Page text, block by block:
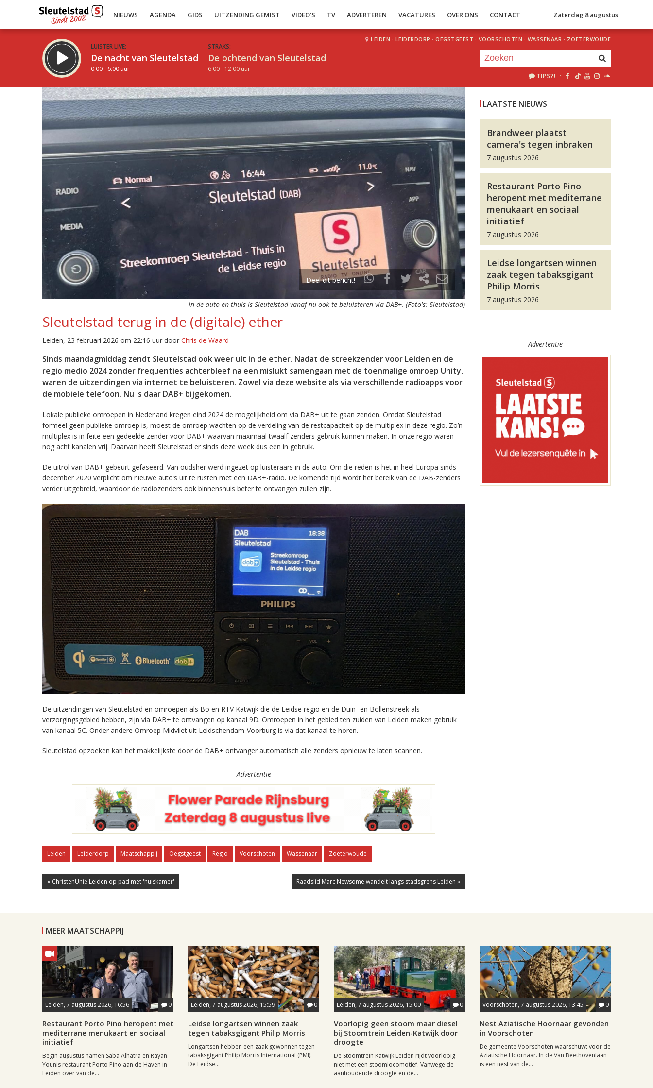
NIEUWS AGENDA GIDS UITZENDING GEMIST VIDEO’S TV ADVERTEREN VACATURES OVER ONS CONTACT Zaterdag 8 augustus
LUISTER LIVE:
De nacht van Sleutelstad
0.00 - 6.00 uur
STRAKS:
De ochtend van Sleutelstad
6.00 - 12.00 uur
LEIDEN · LEIDERDORP · OEGSTGEEST · VOORSCHOTEN · WASSENAAR · ZOETERWOUDE
TIPS?! ·
Deel dit bericht!
In de auto en thuis is Sleutelstad vanaf nu ook te beluisteren via DAB+. (Foto's: Sleutelstad)
Sleutelstad terug in de (digitale) ether
Leiden, 23 februari 2026 om 22:16 uur door Chris de Waard
Sinds maandagmiddag zendt Sleutelstad ook weer uit in de ether. Nadat de streekzender voor Leiden en de
regio medio 2024 zonder frequenties achterbleef na een mislukt samengaan met de toenmalige omroep Unity,
waren de uitzendingen via internet te beluisteren. Zowel via deze website als via verschillende radioapps voor
de mobiele telefoon. Nu is daar DAB+ bijgekomen.
Lokale publieke omroepen in Nederland kregen eind 2024 de mogelijkheid om via DAB+ uit te gaan zenden. Omdat Sleutelstad
formeel geen publieke omroep is, moest de omroep wachten op de verdeling van de restcapaciteit op de multiplex in deze regio. Zo’n
multiplex is in feite een gedeelde zender voor DAB+ waarvan maximaal twaalf zenders gebruik kunnen maken. In onze regio waren
nog acht kanalen vrij. Daarvan heeft Sleutelstad er sinds deze week dus een in gebruik.
De uitrol van DAB+ gebeurt gefaseerd. Van oudsher werd ingezet op luisteraars in de auto. Om die reden is het in heel Europa sinds
december 2020 verplicht om nieuwe auto’s uit te rusten met een DAB+-radio. De komende tijd wordt het bereik van de DAB-zenders
verder uitgebreid, waardoor de radiozenders ook binnenshuis beter te ontvangen zullen zijn.
De uitzendingen van Sleutelstad en omroepen als Bo en RTV Katwijk die de Leidse regio en de Duin- en Bollenstreek als
verzorgingsgebied hebben, zijn via DAB+ te ontvangen op kanaal 9D. Omroepen in het gebied ten zuiden van Leiden maken gebruik
van kanaal 5C. Onder andere Omroep Midvliet uit Leidschendam-Voorburg is via dat kanaal te horen.
Sleutelstad opzoeken kan het makkelijkste door de DAB+ ontvanger automatisch alle zenders opnieuw te laten scannen.
Advertentie
Leiden Leiderdorp Maatschappij Oegstgeest Regio Voorschoten Wassenaar Zoeterwoude
« ChristenUnie Leiden op pad met 'huiskamer' Raadslid Marc Newsome wandelt langs stadsgrens Leiden »
LAATSTE NIEUWS
Brandweer plaatst
camera's tegen inbraken
7 augustus 2026
Restaurant Porto Pino
heropent met mediterrane
menukaart en sociaal
initiatief
7 augustus 2026
Leidse longartsen winnen
zaak tegen tabaksgigant
Philip Morris
7 augustus 2026
Advertentie
MEER MAATSCHAPPIJ
Leiden, 7 augustus 2026, 16:56 0
Restaurant Porto Pino heropent met
mediterrane menukaart en sociaal
initiatief
Begin augustus namen Saba Alhatra en Rayan
Younis restaurant Porto Pino aan de Haven in
Leiden over van de...
Leiden, 7 augustus 2026, 15:59 0
Leidse longartsen winnen zaak
tegen tabaksgigant Philip Morris
Longartsen hebben een zaak gewonnen tegen
tabaksgigant Philip Morris International (PMI).
De Leidse...
Leiden, 7 augustus 2026, 15:00 0
Voorlopig geen stoom maar diesel
bij Stoomtrein Leiden-Katwijk door
droogte
De Stoomtrein Katwijk Leiden rijdt voorlopig
niet met een stoomlocomotief. Vanwege de
aanhoudende droogte en de...
Voorschoten, 7 augustus 2026, 13:45 0
Nest Aziatische Hoornaar gevonden
in Voorschoten
De gemeente Voorschoten waarschuwt voor de
Aziatische Hoornaar. In de Van Beethovenlaan
is een nest van de...